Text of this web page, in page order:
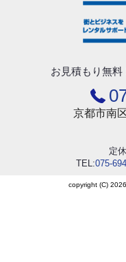
お見積もり無料
京都市南
定
TEL:075-
copyright (C)